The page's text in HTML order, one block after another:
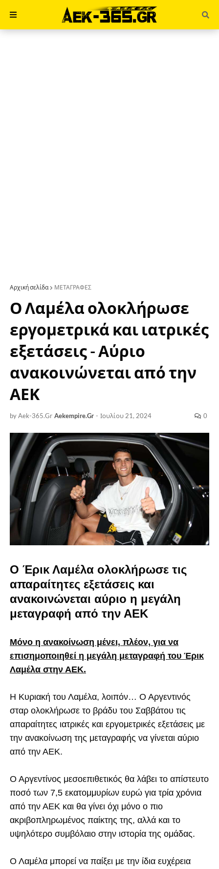
Αρχική σελίδα ΜΕΤΑΓΡΑΦΕΣ
Ο Λαμέλα ολοκλήρωσε
εργομετρικά και ιατρικές
εξετάσεις - Αύριο
ανακοινώνεται από την
ΑΕΚ
by Aek-365.Gr Aekempire.Gr - Ιουλίου 21, 2024 0
Ο Έρικ Λαμέλα ολοκλήρωσε τις
απαραίτητες εξετάσεις και
ανακοινώνεται αύριο η μεγάλη
μεταγραφή από την ΑΕΚ
Μόνο η ανακοίνωση μένει, πλέον, για να
επισημοποιηθεί η μεγάλη μεταγραφή του Έρικ
Λαμέλα στην ΑΕΚ.
Η Κυριακή του Λαμέλα, λοιπόν… Ο Αργεντινός
σταρ ολοκλήρωσε το βράδυ του Σαββάτου τις
απαραίτητες ιατρικές και εργομετρικές εξετάσεις με
την ανακοίνωση της μεταγραφής να γίνεται αύριο
από την ΑΕΚ.
Ο Αργεντίνος μεσοεπιθετικός θα λάβει το απίστευτο
ποσό των 7,5 εκατομμυρίων ευρώ για τρία χρόνια
από την ΑΕΚ και θα γίνει όχι μόνο ο πιο
ακριβοπληρωμένος παίκτης της, αλλά και το
υψηλότερο συμβόλαιο στην ιστορία της ομάδας.
Ο Λαμέλα μπορεί να παίξει με την ίδια ευχέρεια